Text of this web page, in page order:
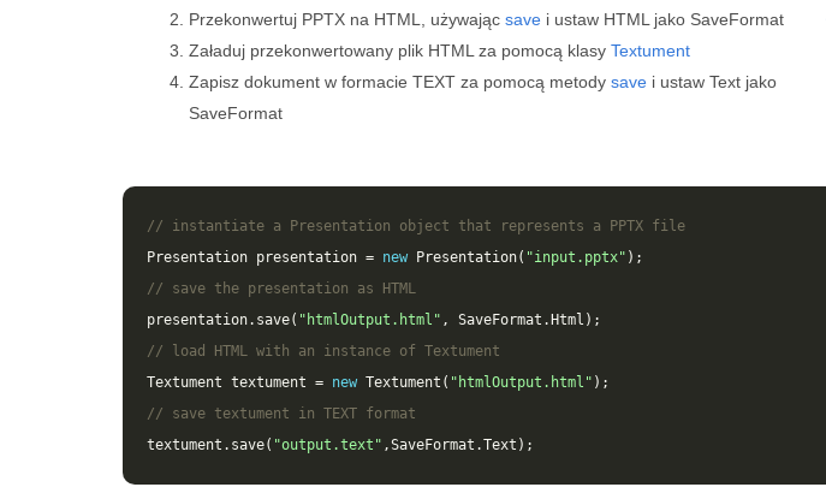
Przekonwertuj PPTX na HTML, używając save i ustaw HTML jako SaveFormat
Załaduj przekonwertowany plik HTML za pomocą klasy Textument
Zapisz dokument w formacie TEXT za pomocą metody save i ustaw Text jako
SaveFormat
// instantiate a Presentation object that represents a PPTX file
Presentation presentation = new Presentation( "input.pptx" );
// save the presentation as HTML
presentation. save( "htmlOutput.html" , SaveFormat . Html );
// load HTML with an instance of Textument
Textument textument = new Textument ( "htmlOutput.html" );
// save textument in TEXT format
textument . save( "output.text" ,SaveFormat .Text );